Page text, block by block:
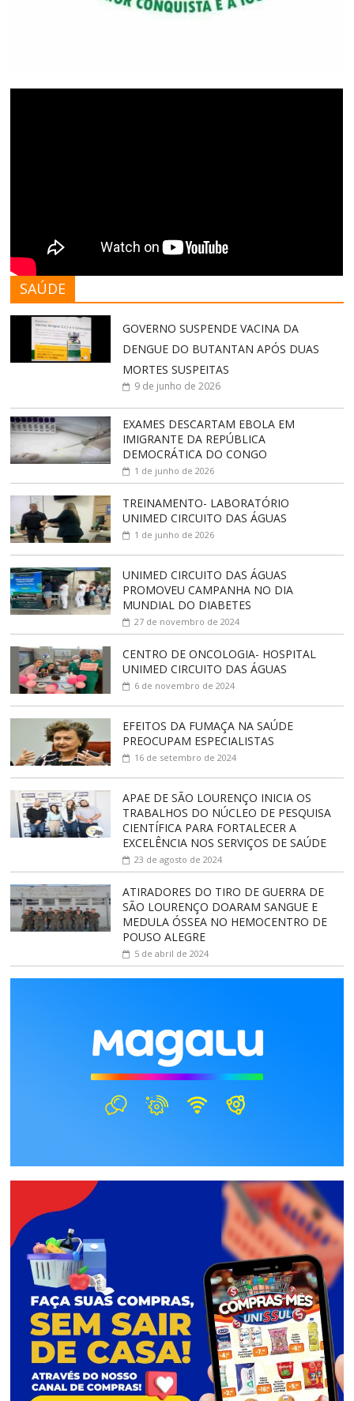
SAÚDE
GOVERNO SUSPENDE VACINA DA
DENGUE DO BUTANTAN APÓS DUAS
MORTES SUSPEITAS
9 de junho de 2026
EXAMES DESCARTAM EBOLA EM
IMIGRANTE DA REPÚBLICA
DEMOCRÁTICA DO CONGO
1 de junho de 2026
TREINAMENTO- LABORATÓRIO
UNIMED CIRCUITO DAS ÁGUAS
1 de junho de 2026
UNIMED CIRCUITO DAS ÁGUAS
PROMOVEU CAMPANHA NO DIA
MUNDIAL DO DIABETES
27 de novembro de 2024
CENTRO DE ONCOLOGIA- HOSPITAL
UNIMED CIRCUITO DAS ÁGUAS
6 de novembro de 2024
EFEITOS DA FUMAÇA NA SAÚDE
PREOCUPAM ESPECIALISTAS
16 de setembro de 2024
APAE DE SÃO LOURENÇO INICIA OS
TRABALHOS DO NÚCLEO DE PESQUISA
CIENTÍFICA PARA FORTALECER A
EXCELÊNCIA NOS SERVIÇOS DE SAÚDE
23 de agosto de 2024
ATIRADORES DO TIRO DE GUERRA DE
SÃO LOURENÇO DOARAM SANGUE E
MEDULA ÓSSEA NO HEMOCENTRO DE
POUSO ALEGRE
5 de abril de 2024